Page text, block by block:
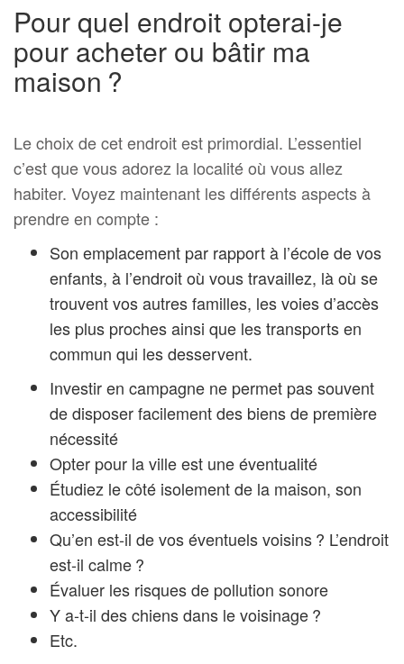
Pour quel endroit opterai-je
pour acheter ou bâtir ma
maison ?
Le choix de cet endroit est primordial. L’essentiel
c’est que vous adorez la localité où vous allez
habiter. Voyez maintenant les différents aspects à
prendre en compte :
Son emplacement par rapport à l’école de vos
enfants, à l’endroit où vous travaillez, là où se
trouvent vos autres familles, les voies d’accès
les plus proches ainsi que les transports en
commun qui les desservent.
Investir en campagne ne permet pas souvent
de disposer facilement des biens de première
nécessité
Opter pour la ville est une éventualité
Étudiez le côté isolement de la maison, son
accessibilité
Qu’en est-il de vos éventuels voisins ? L’endroit
est-il calme ?
Évaluer les risques de pollution sonore
Y a-t-il des chiens dans le voisinage ?
Etc.